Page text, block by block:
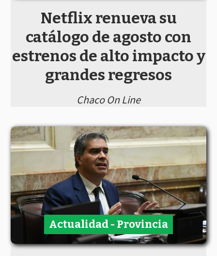
Netflix renueva su
catálogo de agosto con
estrenos de alto impacto y
grandes regresos
Chaco On Line
Actualidad - Provincia